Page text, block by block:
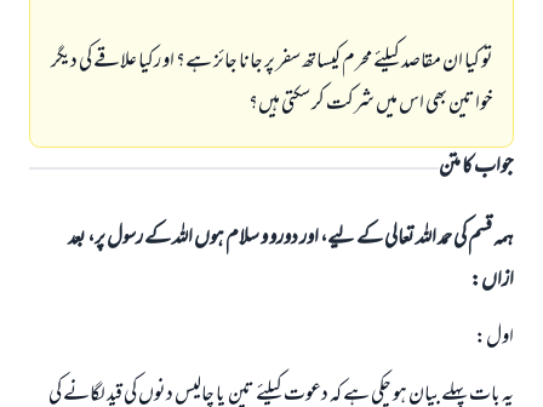
تو کیا ان مقاصد کیلئے محرم کیساتھ سفر پر جانا جائز ہے؟ او رکیا علاقے کی دیگر
خواتین بھی اس میں شرکت کر سکتی ہیں؟
جواب کا متن
ہمہ قسم کی حمد اللہ تعالی کے لیے، اور دورو و سلام ہوں اللہ کے رسول پر، بعد
ازاں:
اول:
یہ بات پہلے بیان ہو چکی ہے کہ دعوت کیلئے تین یا چالیس دنوں کی قید لگانے کی